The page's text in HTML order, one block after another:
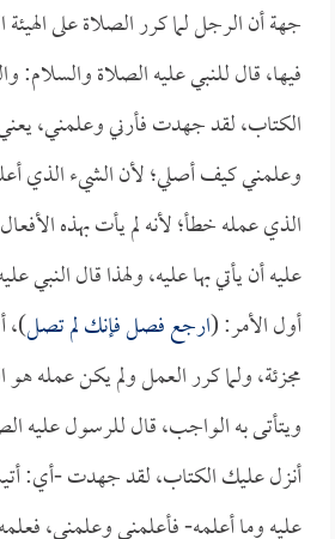
جهة أن الرجل لما كرر الصلاة على الهيئة
فيها، قال للنبي عليه الصلاة والسلام:
الكتاب، لقد جهدت فأرني وعلمني،
وعلمني كيف أصلي؛ لأن الشيء الذي
الذي عمله خطأ؛ لأنه لم يأت بهذه
عليه أن يأتي بها عليه، ولهذا قال النبي
أول الأمر: (ارجع فصل فإنك لم تصل)،
مجزئة، ولما كرر العمل ولم يكن عمله
ويتأتى به الواجب، قال للرسول عليه
أنزل عليك الكتاب، لقد جهدت -أي:
عليه وما أعلمه- فأعلمني وعلمني،